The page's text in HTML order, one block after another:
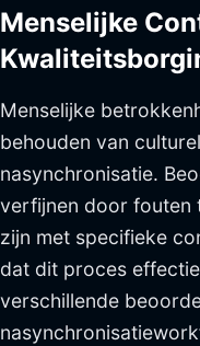
Menselijke
Menselijke
behouden van
nasynchronisatie.
verfijnen door fouten
zijn met specifieke
dat dit proces
verschillende